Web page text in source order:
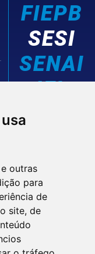
outras
para
de
site, de
FIEPB
SESI
SENAI
IEL